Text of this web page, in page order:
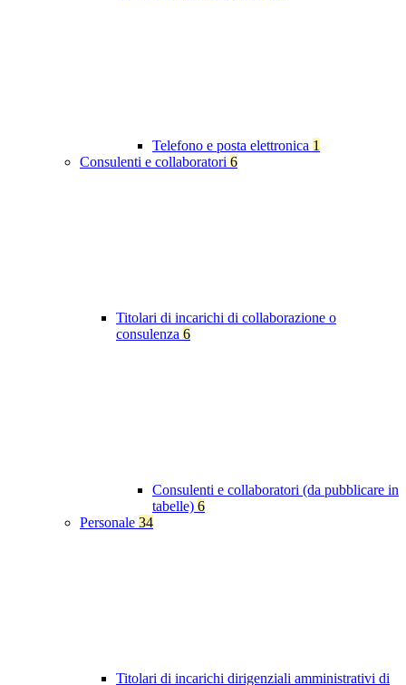
Telefono e posta elettronica 1
Consulenti e collaboratori 6
Titolari di incarichi di collaborazione o
consulenza 6
Consulenti e collaboratori (da pubblicare in
tabelle) 6
Personale 34
Titolari di incarichi dirigenziali amministrativi di